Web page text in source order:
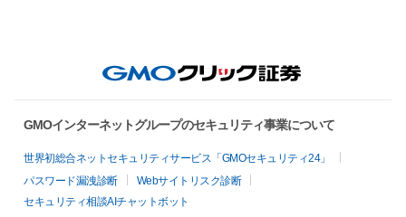
GMOインターネットグループのセキュリティ事業について
世界初総合ネットセキュリティサービス「GMOセキュリティ24」
パスワード漏洩診断
Webサイトリスク診断
セキュリティ相談AIチャットボット